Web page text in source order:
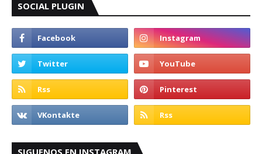
SOCIAL PLUGIN
SIGUENOS EN INSTAGRAM